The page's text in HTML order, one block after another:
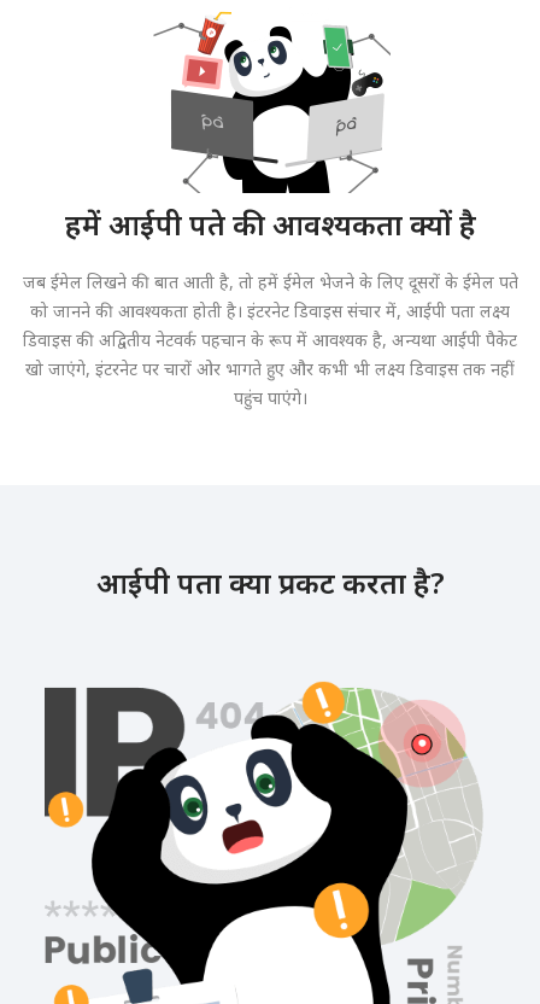
हमें आईपी पते की आवश्यकता क्यों है
जब ईमेल लिखने की बात आती है, तो हमें ईमेल भेजने के लिए दूसरों के ईमेल पते
को जानने की आवश्यकता होती है। इंटरनेट डिवाइस संचार में, आईपी पता लक्ष्य
डिवाइस की अद्वितीय नेटवर्क पहचान के रूप में आवश्यक है, अन्यथा आईपी पैकेट
खो जाएंगे, इंटरनेट पर चारों ओर भागते हुए और कभी भी लक्ष्य डिवाइस तक नहीं
पहुंच पाएंगे।
आईपी पता क्या प्रकट करता है?